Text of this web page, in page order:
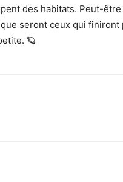
des habitats. Peut-
seront ceux qui finiront
🪐